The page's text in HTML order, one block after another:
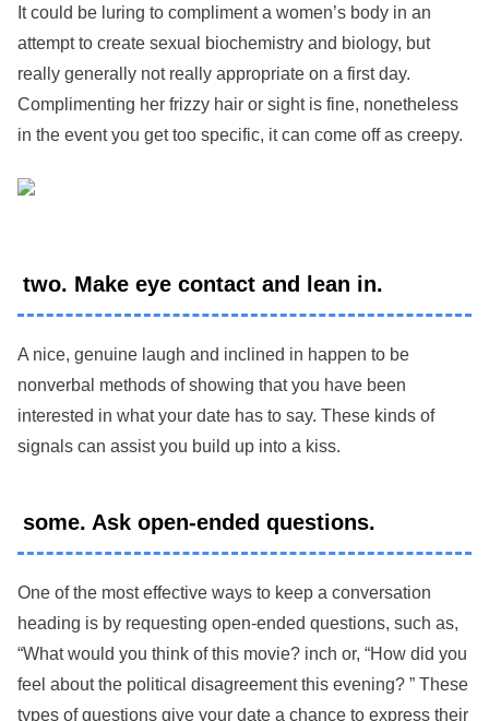
It could be luring to compliment a women’s body in an
attempt to create sexual biochemistry and biology, but
really generally not really appropriate on a first day.
Complimenting her frizzy hair or sight is fine, nonetheless
in the event you get too specific, it can come off as creepy.
two. Make eye contact and lean in.
A nice, genuine laugh and inclined in happen to be
nonverbal methods of showing that you have been
interested in what your date has to say. These kinds of
signals can assist you build up into a kiss.
some. Ask open-ended questions.
One of the most effective ways to keep a conversation
heading is by requesting open-ended questions, such as,
“What would you think of this movie? inch or, “How did you
feel about the political disagreement this evening? ” These
types of questions give your date a chance to express their